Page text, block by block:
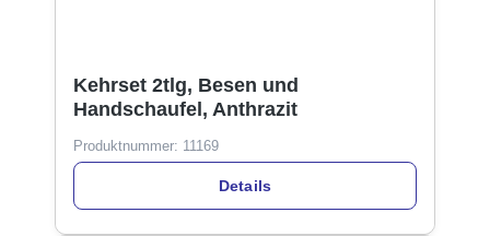
Kehrset 2tlg, Besen und
Handschaufel, Anthrazit
Produktnummer: 11169
Details